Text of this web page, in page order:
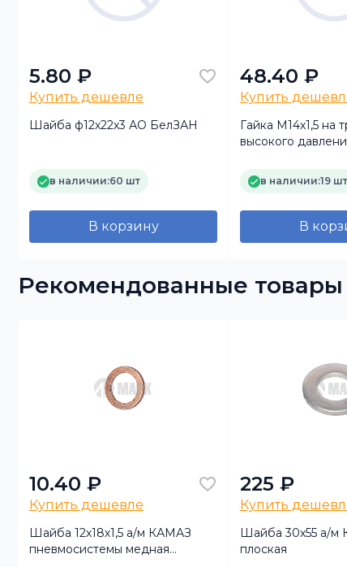
5.80 ₽
Купить дешевле
Шайба ф12х22х3 АО БелЗАН
в наличии:60 шт
В корзину
48.40 ₽
Купить
Гайка М14х1,5 на
высокого
в наличии:19 шт
В
Рекомендованные товары
10.40 ₽
Купить дешевле
Шайба 12х18х1,5 а/м КАМАЗ
пневмосистемы медная
225 ₽
Купить
Шайба 30х55 а/м
плоская